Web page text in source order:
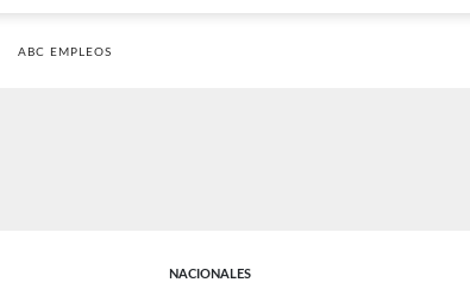
ABC EMPLEOS
NACIONALES